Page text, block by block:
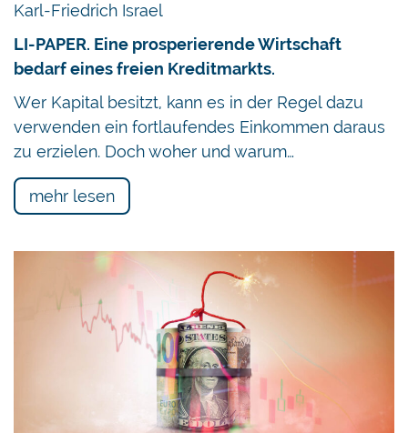
Karl-Friedrich Israel
LI-PAPER. Eine prosperierende Wirtschaft
bedarf eines freien Kreditmarkts.
Wer Kapital besitzt, kann es in der Regel dazu
verwenden ein fortlaufendes Einkommen daraus
zu erzielen. Doch woher und warum…
mehr lesen